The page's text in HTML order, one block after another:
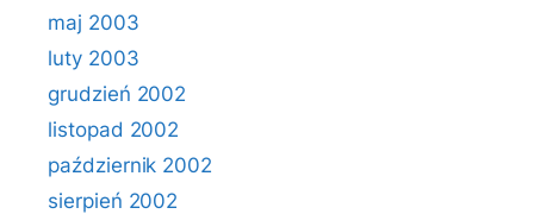
maj 2003
luty 2003
grudzień 2002
listopad 2002
październik 2002
sierpień 2002